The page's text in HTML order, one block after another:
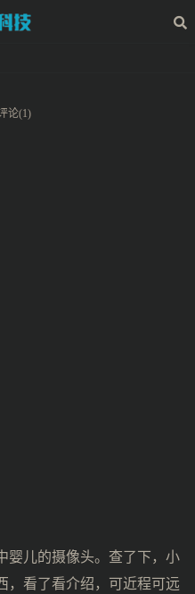
论(1)
婴儿的摄像头。查了下，小
，看了看介绍，可近程可远